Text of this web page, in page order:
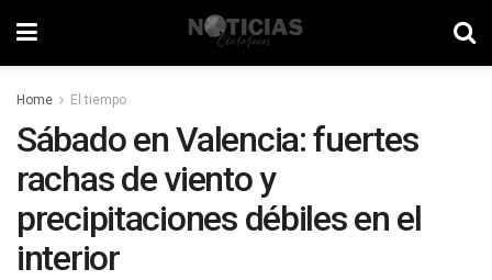
Home El tiempo
Sábado en Valencia: fuertes
rachas de viento y
precipitaciones débiles en el
interior